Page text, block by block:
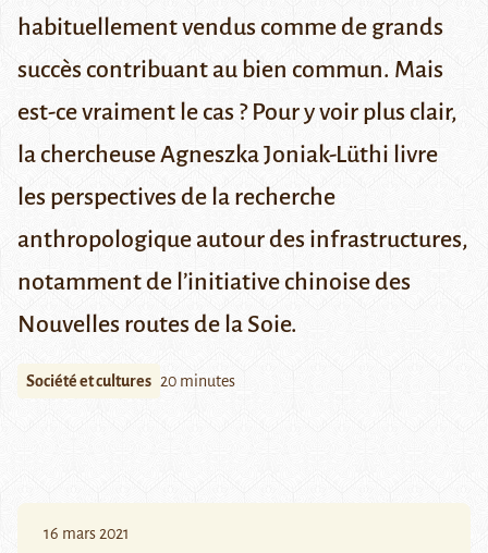
habituellement vendus comme de grands
succès contribuant au bien commun. Mais
est-ce vraiment le cas ? Pour y voir plus clair,
la chercheuse Agneszka Joniak-Lüthi livre
les perspectives de la recherche
anthropologique autour des infrastructures,
notamment de l’initiative chinoise des
Nouvelles routes de la Soie.
Société et cultures 20 minutes
16 mars 2021